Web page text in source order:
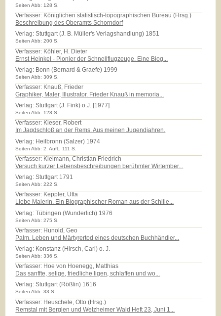
Seiten Abb: 128 S.
Verfasser: Königlichen statistisch-topographischen Bureau (Hrsg.)
Beschreibung des Oberamts Schorndorf
Verlag:Stuttgart (J. B. Müller's Verlagshandlung) 1851
Seiten Abb: 200 S.
Verfasser: Köhler, H. Dieter
Ernst Heinkel - Pionier der Schnellflugzeuge. Eine Biog...
Verlag: Bonn (Bernard & Graefe) 1999
Seiten Abb: 309 S.
Verfasser: Knauß, Frieder
Graphiker, Maler, Illustrator. Frieder Knauß in memoria...
Verlag:Stuttgart (J. Fink) o.J. [1977]
Seiten Abb: 128 S.
Verfasser: Kieser, Robert
Im Jagdschloß an der Rems. Aus meinen Jugendjahren.
Verlag: Heilbronn (Salzer) 1974
Seiten Abb: 2. Aufl., 111 S.
Verfasser: Kielmann, Christian Friedrich
Versuch kurzer Lebensbeschreibungen berühmter Wirtember...
Verlag:Stuttgart 1791
Seiten Abb: 222 S.
Verfasser: Keppler, Utta
Liebe Malerin. Ein Biographischer Roman aus der Schille...
Verlag:Tübingen (Wunderlich) 1976
Seiten Abb: 275 S.
Verfasser: Hunold, Geo
Palm. Leben und Märtyrertod eines deutschen Buchhändler...
Verlag: Konstanz (Hirsch, Carl) o. J.
Seiten Abb: 336 S.
Verfasser: Hoe von Hoenegg, Matthias
Das sanffte, selige, friedliche ligen, schlaffen und wo...
Verlag:Stuttgart (Rößlin) 1616
Seiten Abb: 33 S.
Verfasser: Heuschele, Otto (Hrsg.)
Remstal mit Berglen und Welzheimer Wald Heft 23, Juni 1...